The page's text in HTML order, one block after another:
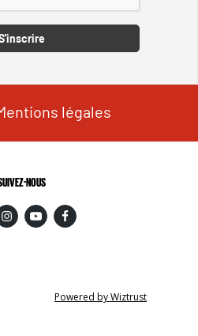
légales
NOUS
Powered by Wiztrust